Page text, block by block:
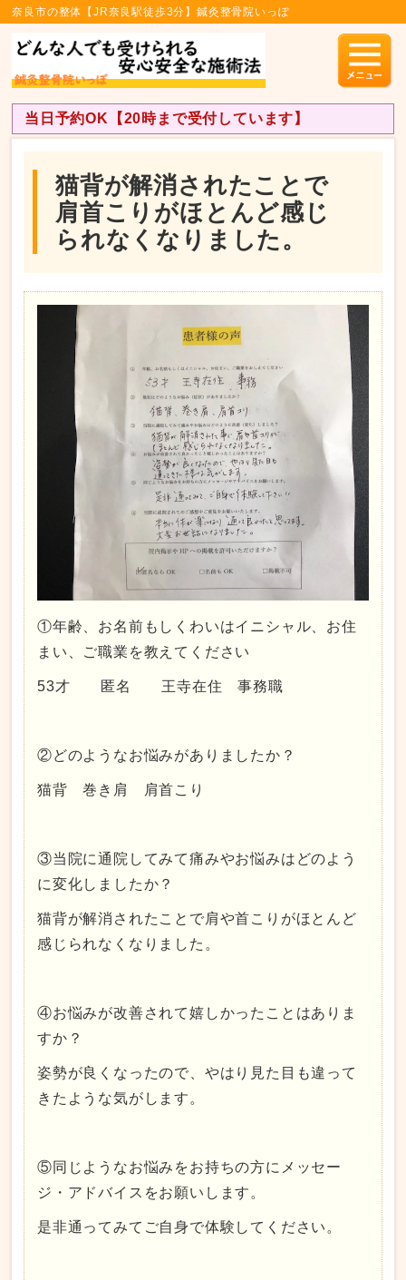
奈良市の整体【JR奈良駅徒歩3分】鍼灸整骨院いっぽ
当日予約OK【20時まで受付しています】
猫背が解消されたことで
肩首こりがほとんど感じ
られなくなりました。
①年齢、お名前もしくわいはイニシャル、お住
まい、ご職業を教えてください
53才 匿名 王寺在住 事務職
②どのようなお悩みがありましたか？
猫背 巻き肩 肩首こり
③当院に通院してみて痛みやお悩みはどのよう
に変化しましたか？
猫背が解消されたことで肩や首こりがほとんど
感じられなくなりました。
④お悩みが改善されて嬉しかったことはありま
すか？
姿勢が良くなったので、やはり見た目も違って
きたような気がします。
⑤同じようなお悩みをお持ちの方にメッセー
ジ・アドバイスをお願いします。
是非通ってみてご自身で体験してください。